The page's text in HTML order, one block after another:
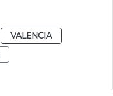
VALENCIA